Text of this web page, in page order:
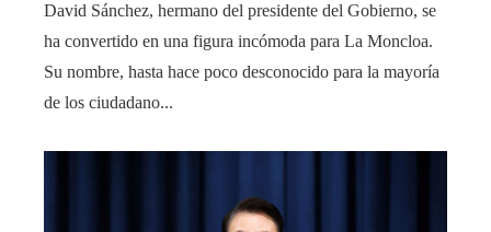
David Sánchez, hermano del presidente del Gobierno, se
ha convertido en una figura incómoda para La Moncloa.
Su nombre, hasta hace poco desconocido para la mayoría
de los ciudadano...